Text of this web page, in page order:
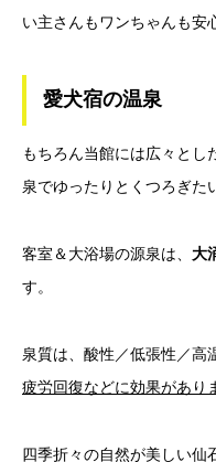
い主さんもワンちゃんも安
愛犬宿の温泉
もちろん当館には広々とし
泉でゆったりとくつろぎた
客室＆大浴場の源泉は、 大
す。
泉質は、酸性／低張性／高
疲労回復などに効果があり
四季折々の自然が美しい仙